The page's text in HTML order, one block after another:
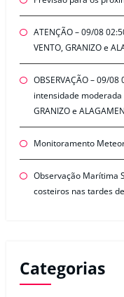
ATENÇÃO – 09/08
VENTO, GRANIZO e
OBSERVAÇÃO – 09/08
intensidade moderada
GRANIZO e
Monitoramento
Observação Marítima
costeiros nas tardes
Categorias